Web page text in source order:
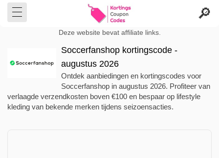
Deze website bevat affiliate links.
Soccerfanshop kortingscode -
augustus 2026
Ontdek aanbiedingen en kortingscodes voor
Soccerfanshop in augustus 2026. Profiteer van
verlaagde verzendkosten boven €100 en bespaar op lifestyle
kleding van bekende merken tijdens seizoensacties.